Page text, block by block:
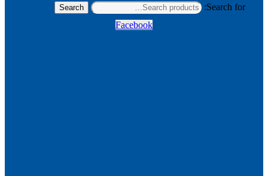
Search for:
Search
Facebook